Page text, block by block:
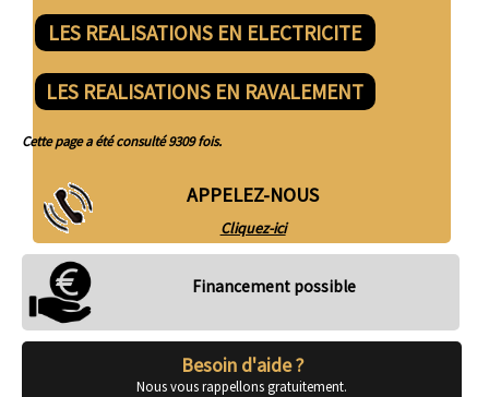
LES REALISATIONS EN ELECTRICITE
LES REALISATIONS EN RAVALEMENT
Cette page a été consulté 9309 fois.
APPELEZ-NOUS
Cliquez-ici
Financement possible
Besoin d'aide ?
Nous vous rappellons gratuitement.